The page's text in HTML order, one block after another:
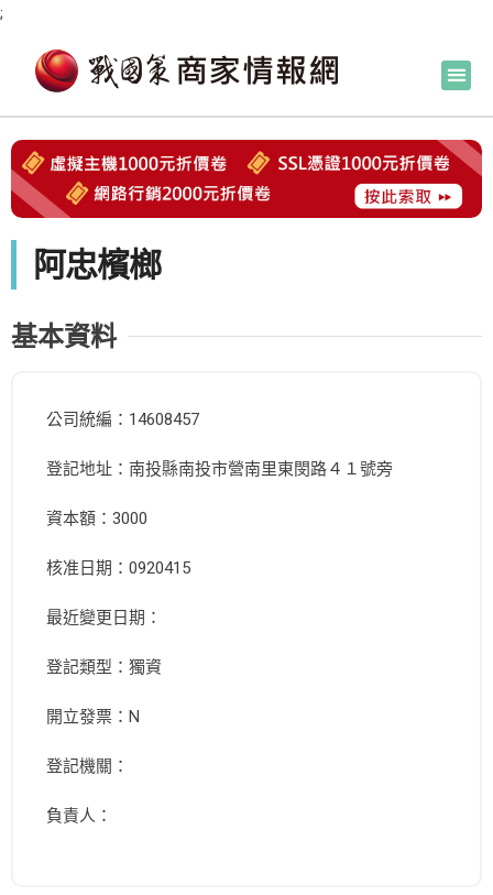
;
阿忠檳榔
基本資料
公司統編：14608457
登記地址：南投縣南投市營南里東閔路４１號旁
資本額：3000
核准日期：0920415
最近變更日期：
登記類型：獨資
開立發票：N
登記機關：
負責人：